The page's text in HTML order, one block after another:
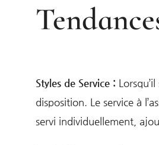
Styles de Service :
disposition. Le service à
servi individuellement,